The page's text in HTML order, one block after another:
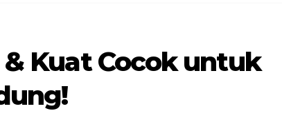
Kuat Cocok untuk